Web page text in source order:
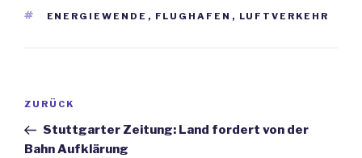
SCHLAGWÖRTER
ENERGIEWENDE , FLUGHAFEN , LUFTVERKEHR
Beitrags-
Vorheriger
Beitrag
ZURÜCK
Stuttgarter Zeitung: Land fordert von der
Bahn Aufklärung